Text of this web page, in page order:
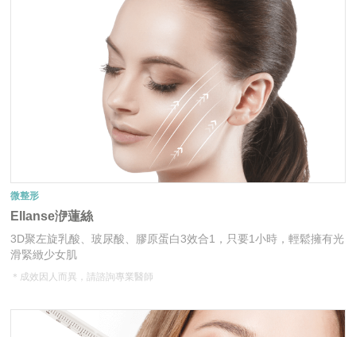
微整形
Ellanse洢蓮絲
3D聚左旋乳酸、玻尿酸、膠原蛋白3效合1，只要1小時，輕鬆擁有光
滑緊緻少女肌
＊成效因人而異，請諮詢專業醫師